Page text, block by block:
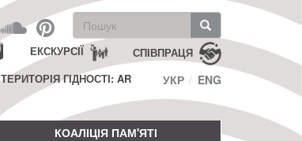
Пошукова
форма
Пошук СПІВПРАЦЯ
ЕКСКУРСІЇ
ТЕРИТОРІЯ ГІДНОСТІ: AR
УКР ENG
КОАЛІЦІЯ ПАМ'ЯТІ